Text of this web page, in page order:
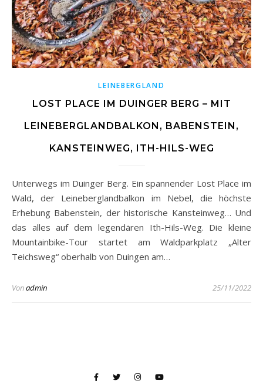
LEINEBERGLAND
LOST PLACE IM DUINGER BERG – MIT
LEINEBERGLANDBALKON, BABENSTEIN,
KANSTEINWEG, ITH-HILS-WEG
Unterwegs im Duinger Berg. Ein spannender Lost Place im
Wald, der Leineberglandbalkon im Nebel, die höchste
Erhebung Babenstein, der historische Kansteinweg… Und
das alles auf dem legendären Ith-Hils-Weg. Die kleine
Mountainbike-Tour startet am Waldparkplatz „Alter
Teichsweg“ oberhalb von Duingen am…
Vonadmin 25/11/2022